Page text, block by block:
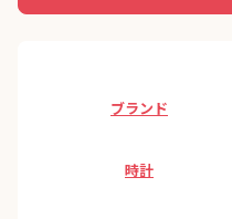
山吹町
ブランド
時計